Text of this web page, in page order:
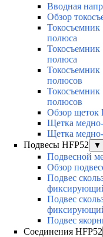
Вводная
Обзор
Токосъемник
полюса
Токосъемник
полюса
Токосъемник
полюсов
Токосъемник
полюсов
Обзор щеток
Щетка медно-
Щетка
Подвесы HFP52
▼
Подвесной
Обзор
Подвес
Подвес
Подвес
Соединения HFP52